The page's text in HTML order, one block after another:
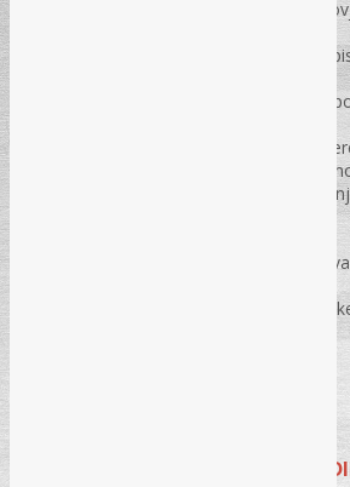
Pravilnik o kontroli i ograničenoj
Specifičnosti u primjeni pravnih
Primjena člana 7. stav 2. Zakona o
Postupak oporezivanja putničkih i
Popunjavanje polja PDV prijave
podataka koji se tiču krajnje
PDV tretman otpisa stalnih
Odbitak ulaznog PDV-a na
INSPEKCIJSKI NADZOR U OBLASTI